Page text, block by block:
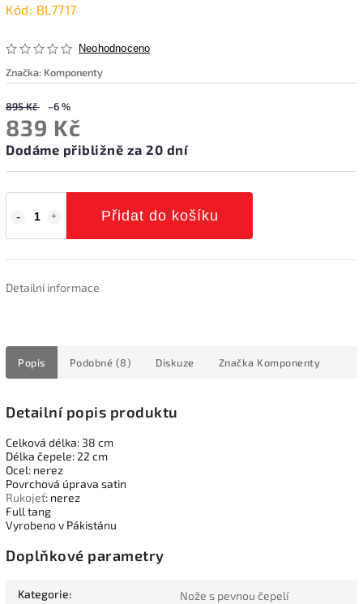
Kód: BL7717
Neohodnoceno
Značka: Komponenty
895 Kč –6 %
839 Kč
Dodáme přibližně za 20 dní
Přidat do košíku
Detailní informace
Popis Podobné (8) Diskuze Značka Komponenty
Detailní popis produktu
Celková délka: 38 cm
Délka čepele: 22 cm
Ocel: nerez
Povrchová úprava satin
Rukojeť: nerez
Full tang
Vyrobeno v Pákistánu
Doplňkové parametry
Kategorie: Nože s pevnou čepelí